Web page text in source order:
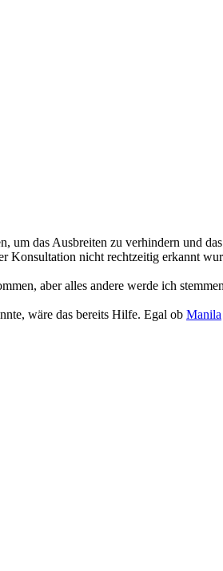
um das Ausbreiten zu verhindern und
nicht rechtzeitig erkannt
aber alles andere werde ich
wäre das bereits Hilfe. Egal ob Manila